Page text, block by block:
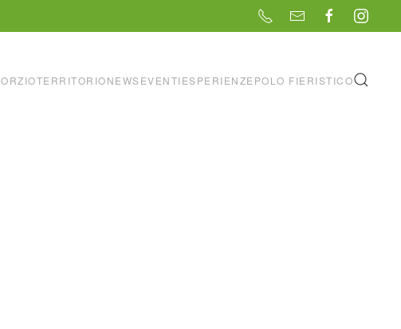
TERRITORIONEWSEVENTIESPERIENZE POLO FIERISTICO